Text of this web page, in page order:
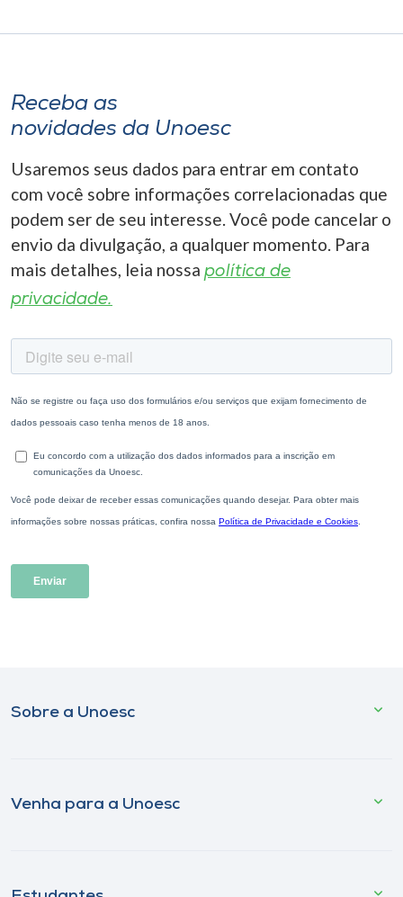
Receba as
novidades da Unoesc
Usaremos seus dados para entrar em contato
com você sobre informações correlacionadas que
podem ser de seu interesse. Você pode cancelar o
envio da divulgação, a qualquer momento. Para
mais detalhes, leia nossa política de
privacidade.
Sobre a Unoesc
Venha para a Unoesc